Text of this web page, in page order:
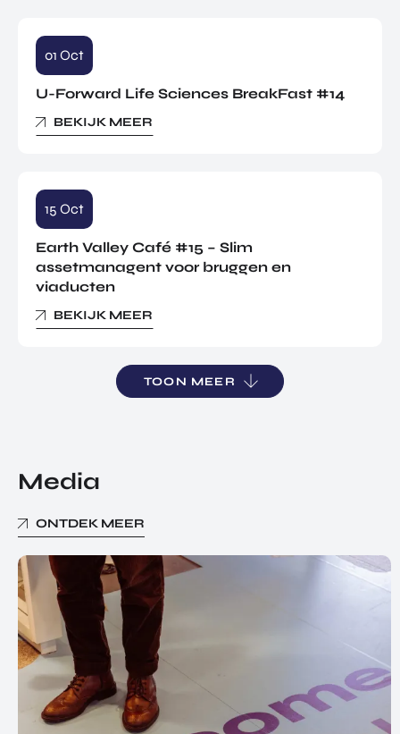
01 Oct
U-Forward Life Sciences BreakFast #14
BEKIJK MEER
15 Oct
Earth Valley Café #15 – Slim
assetmanagent voor bruggen en
viaducten
BEKIJK MEER
TOON MEER
Media
ONTDEK MEER